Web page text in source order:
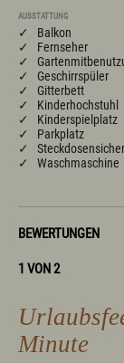
AUSSTATTUNG
✓ Balkon
✓ Fernseher
✓
✓ Geschirrspüler
✓ Gitterbett
✓ Kinderhochstuhl
✓ Kinderspielplatz
✓ Parkplatz
✓
✓ Waschmaschine
BEWERTUNGEN
1 VON 2
Minute